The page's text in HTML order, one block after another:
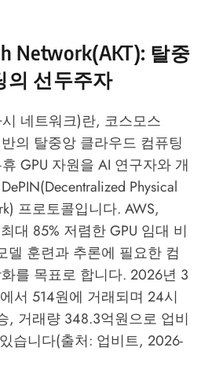
Network(AKT): 탈중
의 선두주자
네트워크)란, 코스모스
의 탈중앙 클라우드 컴퓨팅
GPU 자원을 AI 연구자와 개
Physical
프로토콜입니다. AWS,
대 85% 저렴한 GPU 임대 비
델 훈련과 추론에 필요한 컴
를 목표로 합니다. 2026년 3
서 514원에 거래되며 24시
, 거래량 348.3억원으로 업비
습니다(출처: 업비트, 2026-